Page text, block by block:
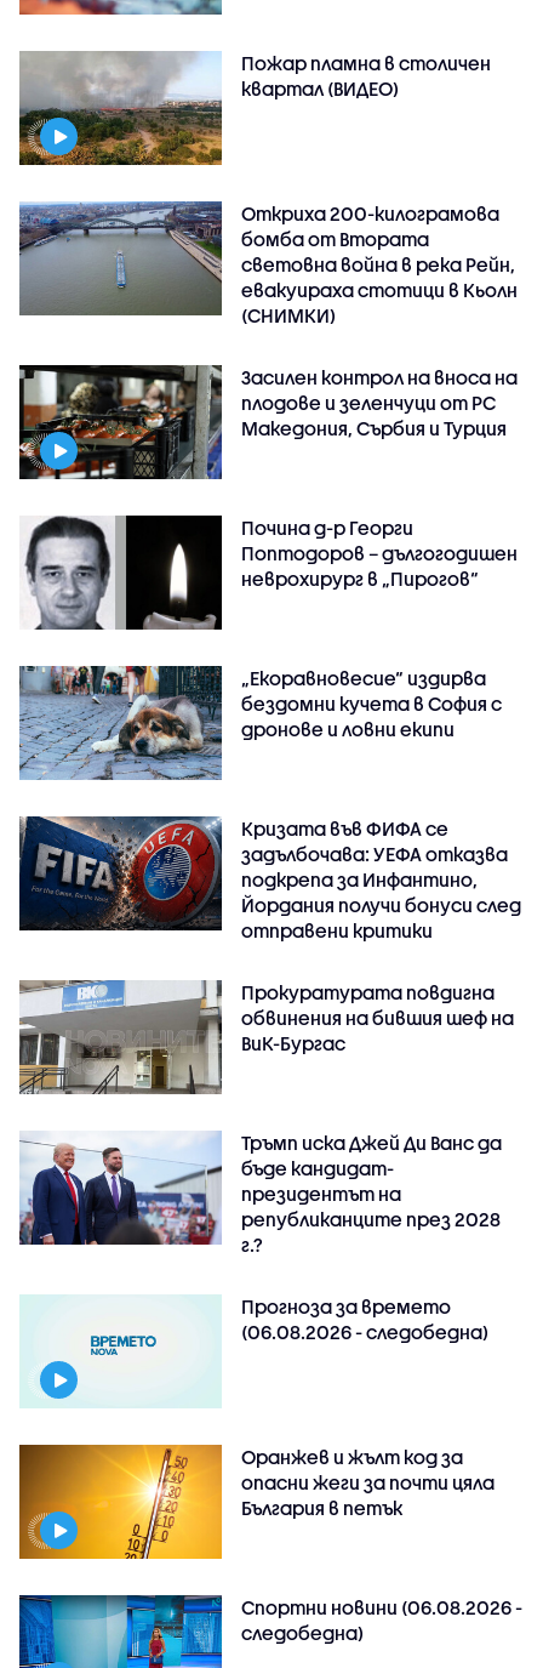
Пожар пламна в столичен
квартал (ВИДЕО)
Откриха 200-килограмова
бомба от Втората
световна война в река Рейн,
евакуираха стотици в Кьолн
(СНИМКИ)
Засилен контрол на вноса на
плодове и зеленчуци от РС
Македония, Сърбия и Турция
Почина д-р Георги
Поптодоров – дългогодишен
неврохирург в „Пирогов“
„Екоравновесие“ издирва
бездомни кучета в София с
дронове и ловни екипи
Кризата във ФИФА се
задълбочава: УЕФА отказва
подкрепа за Инфантино,
Йордания получи бонуси след
отправени критики
Прокуратурата повдигна
обвинения на бившия шеф на
ВиК-Бургас
Тръмп иска Джей Ди Ванс да
бъде кандидат-
президентът на
републиканците през 2028
г.?
Прогноза за времето
(06.08.2026 - следобедна)
Оранжев и жълт код за
опасни жеги за почти цяла
България в петък
Спортни новини (06.08.2026 -
следобедна)